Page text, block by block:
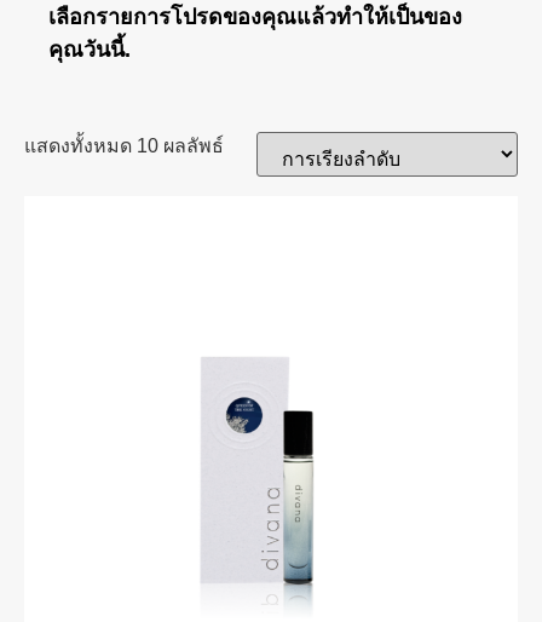
เลือกรายการโปรดของคุณแล้วทำให้เป็นของ
คุณวันนี้.
แสดงทั้งหมด 10 ผลลัพธ์